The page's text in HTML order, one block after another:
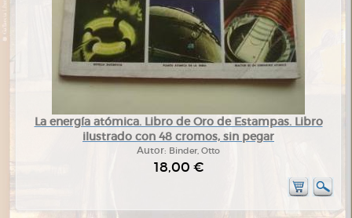
La energía atómica. Libro de Oro de Estampas. Libro
ilustrado con 48 cromos, sin pegar
Autor: Binder, Otto
18,00 €